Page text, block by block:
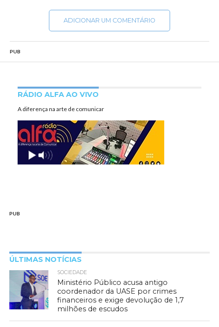
ADICIONAR UM COMENTÁRIO
PUB
RÁDIO ALFA AO VIVO
A diferença na arte de comunicar
PUB
ÚLTIMAS NOTÍCIAS
SOCIEDADE
Ministério Público acusa antigo
coordenador da UASE por crimes
financeiros e exige devolução de 1,7
milhões de escudos